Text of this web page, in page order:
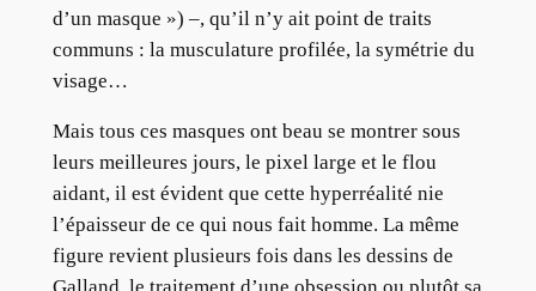
d’un masque ») –, qu’il n’y ait point de traits
communs : la musculature profilée, la symétrie du
visage…
Mais tous ces masques ont beau se montrer sous
leurs meilleures jours, le pixel large et le flou
aidant, il est évident que cette hyperréalité nie
l’épaisseur de ce qui nous fait homme. La même
figure revient plusieurs fois dans les dessins de